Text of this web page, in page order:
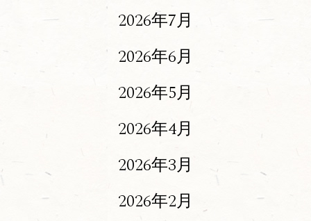
2026年7月
2026年6月
2026年5月
2026年4月
2026年3月
2026年2月